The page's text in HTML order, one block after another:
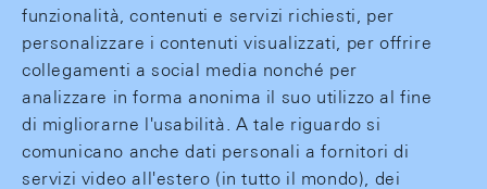
funzionalità, contenuti e servizi richiesti, per
personalizzare i contenuti visualizzati, per offrire
collegamenti a social media nonché per
analizzare in forma anonima il suo utilizzo al fine
di migliorarne l'usabilità. A tale riguardo si
comunicano anche dati personali a fornitori di
servizi video all'estero (in tutto il mondo), dei